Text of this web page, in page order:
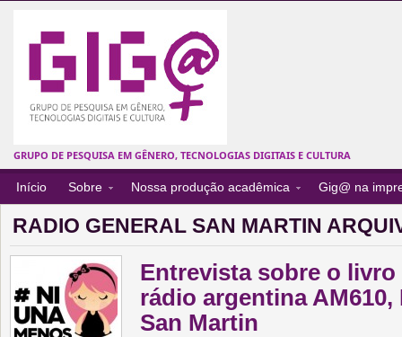
GRUPO DE PESQUISA EM GÊNERO, TECNOLOGIAS DIGITAIS E CULTURA
Início Sobre Nossa produção acadêmica Gig@ na
RADIO GENERAL SAN MARTIN
Entrevista sobre o livro
rádio argentina AM610,
San Martin